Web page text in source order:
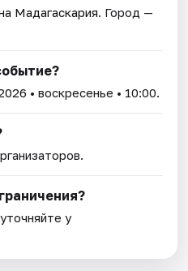
Мадагаскария. Город —
• воскресенье • 10:00.
у